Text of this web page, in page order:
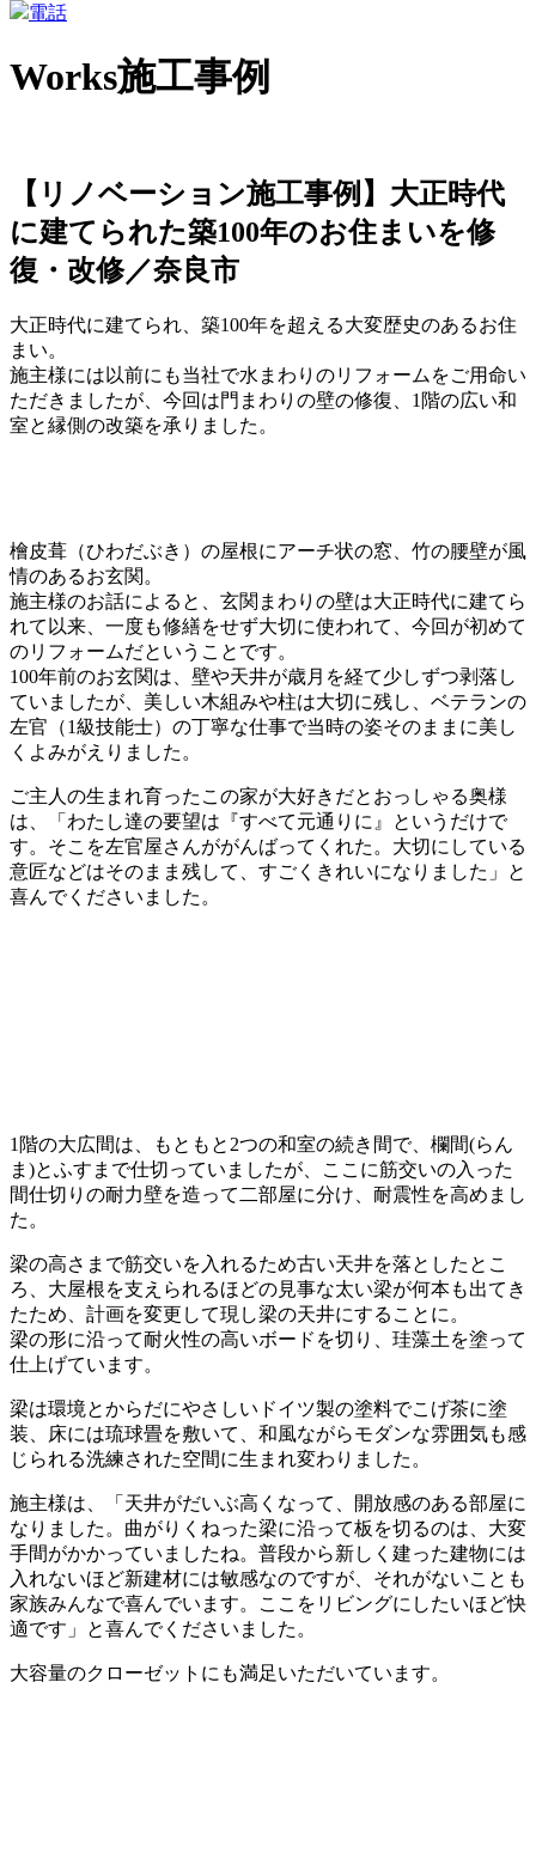
電話
Works施工事例
【リノベーション施工事例】大正時代
に建てられた築100年のお住まいを修
復・改修／奈良市
大正時代に建てられ、築100年を超える大変歴史のあるお住
まい。
施主様には以前にも当社で水まわりのリフォームをご用命い
ただきましたが、今回は門まわりの壁の修復、1階の広い和
室と縁側の改築を承りました。
檜皮葺（ひわだぶき）の屋根にアーチ状の窓、竹の腰壁が風
情のあるお玄関。
施主様のお話によると、玄関まわりの壁は大正時代に建てら
れて以来、一度も修繕をせず大切に使われて、今回が初めて
のリフォームだということです。
100年前のお玄関は、壁や天井が歳月を経て少しずつ剥落し
ていましたが、美しい木組みや柱は大切に残し、ベテランの
左官（1級技能士）の丁寧な仕事で当時の姿そのままに美し
くよみがえりました。
ご主人の生まれ育ったこの家が大好きだとおっしゃる奥様
は、「わたし達の要望は『すべて元通りに』というだけで
す。そこを左官屋さんががんばってくれた。大切にしている
意匠などはそのまま残して、すごくきれいになりました」と
喜んでくださいました。
1階の大広間は、もともと2つの和室の続き間で、欄間(らん
ま)とふすまで仕切っていましたが、ここに筋交いの入った
間仕切りの耐力壁を造って二部屋に分け、耐震性を高めまし
た。
梁の高さまで筋交いを入れるため古い天井を落としたとこ
ろ、大屋根を支えられるほどの見事な太い梁が何本も出てき
たため、計画を変更して現し梁の天井にすることに。
梁の形に沿って耐火性の高いボードを切り、珪藻土を塗って
仕上げています。
梁は環境とからだにやさしいドイツ製の塗料でこげ茶に塗
装、床には琉球畳を敷いて、和風ながらモダンな雰囲気も感
じられる洗練された空間に生まれ変わりました。
施主様は、「天井がだいぶ高くなって、開放感のある部屋に
なりました。曲がりくねった梁に沿って板を切るのは、大変
手間がかかっていましたね。普段から新しく建った建物には
入れないほど新建材には敏感なのですが、それがないことも
家族みんなで喜んでいます。ここをリビングにしたいほど快
適です」と喜んでくださいました。
大容量のクローゼットにも満足いただいています。